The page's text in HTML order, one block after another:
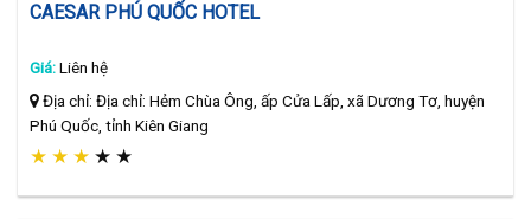
CAESAR PHÚ QUỐC HOTEL
Giá:Liên hệ
Địa chỉ: Địa chỉ: Hẻm Chùa Ông, ấp Cửa Lấp, xã Dương Tơ, huyện
Phú Quốc, tỉnh Kiên Giang
★ ★ ★ ★ ★